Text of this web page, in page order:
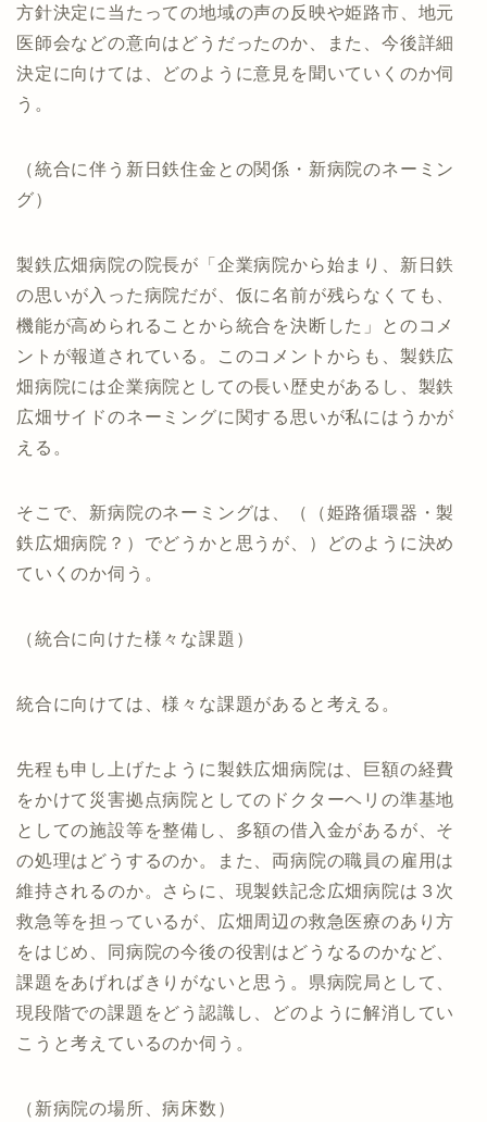
方針決定に当たっての地域の声の反映や姫路市、地元
医師会などの意向はどうだったのか、また、今後詳細
決定に向けては、どのように意見を聞いていくのか伺
う。
（統合に伴う新日鉄住金との関係・新病院のネーミン
グ）
製鉄広畑病院の院長が「企業病院から始まり、新日鉄
の思いが入った病院だが、仮に名前が残らなくても、
機能が高められることから統合を決断した」とのコメ
ントが報道されている。このコメントからも、製鉄広
畑病院には企業病院としての長い歴史があるし、製鉄
広畑サイドのネーミングに関する思いが私にはうかが
える。
そこで、新病院のネーミングは、（（姫路循環器・製
鉄広畑病院？）でどうかと思うが、）どのように決め
ていくのか伺う。
（統合に向けた様々な課題）
統合に向けては、様々な課題があると考える。
先程も申し上げたように製鉄広畑病院は、巨額の経費
をかけて災害拠点病院としてのドクターヘリの準基地
としての施設等を整備し、多額の借入金があるが、そ
の処理はどうするのか。また、両病院の職員の雇用は
維持されるのか。さらに、現製鉄記念広畑病院は３次
救急等を担っているが、広畑周辺の救急医療のあり方
をはじめ、同病院の今後の役割はどうなるのかなど、
課題をあげればきりがないと思う。県病院局として、
現段階での課題をどう認識し、どのように解消してい
こうと考えているのか伺う。
（新病院の場所、病床数）